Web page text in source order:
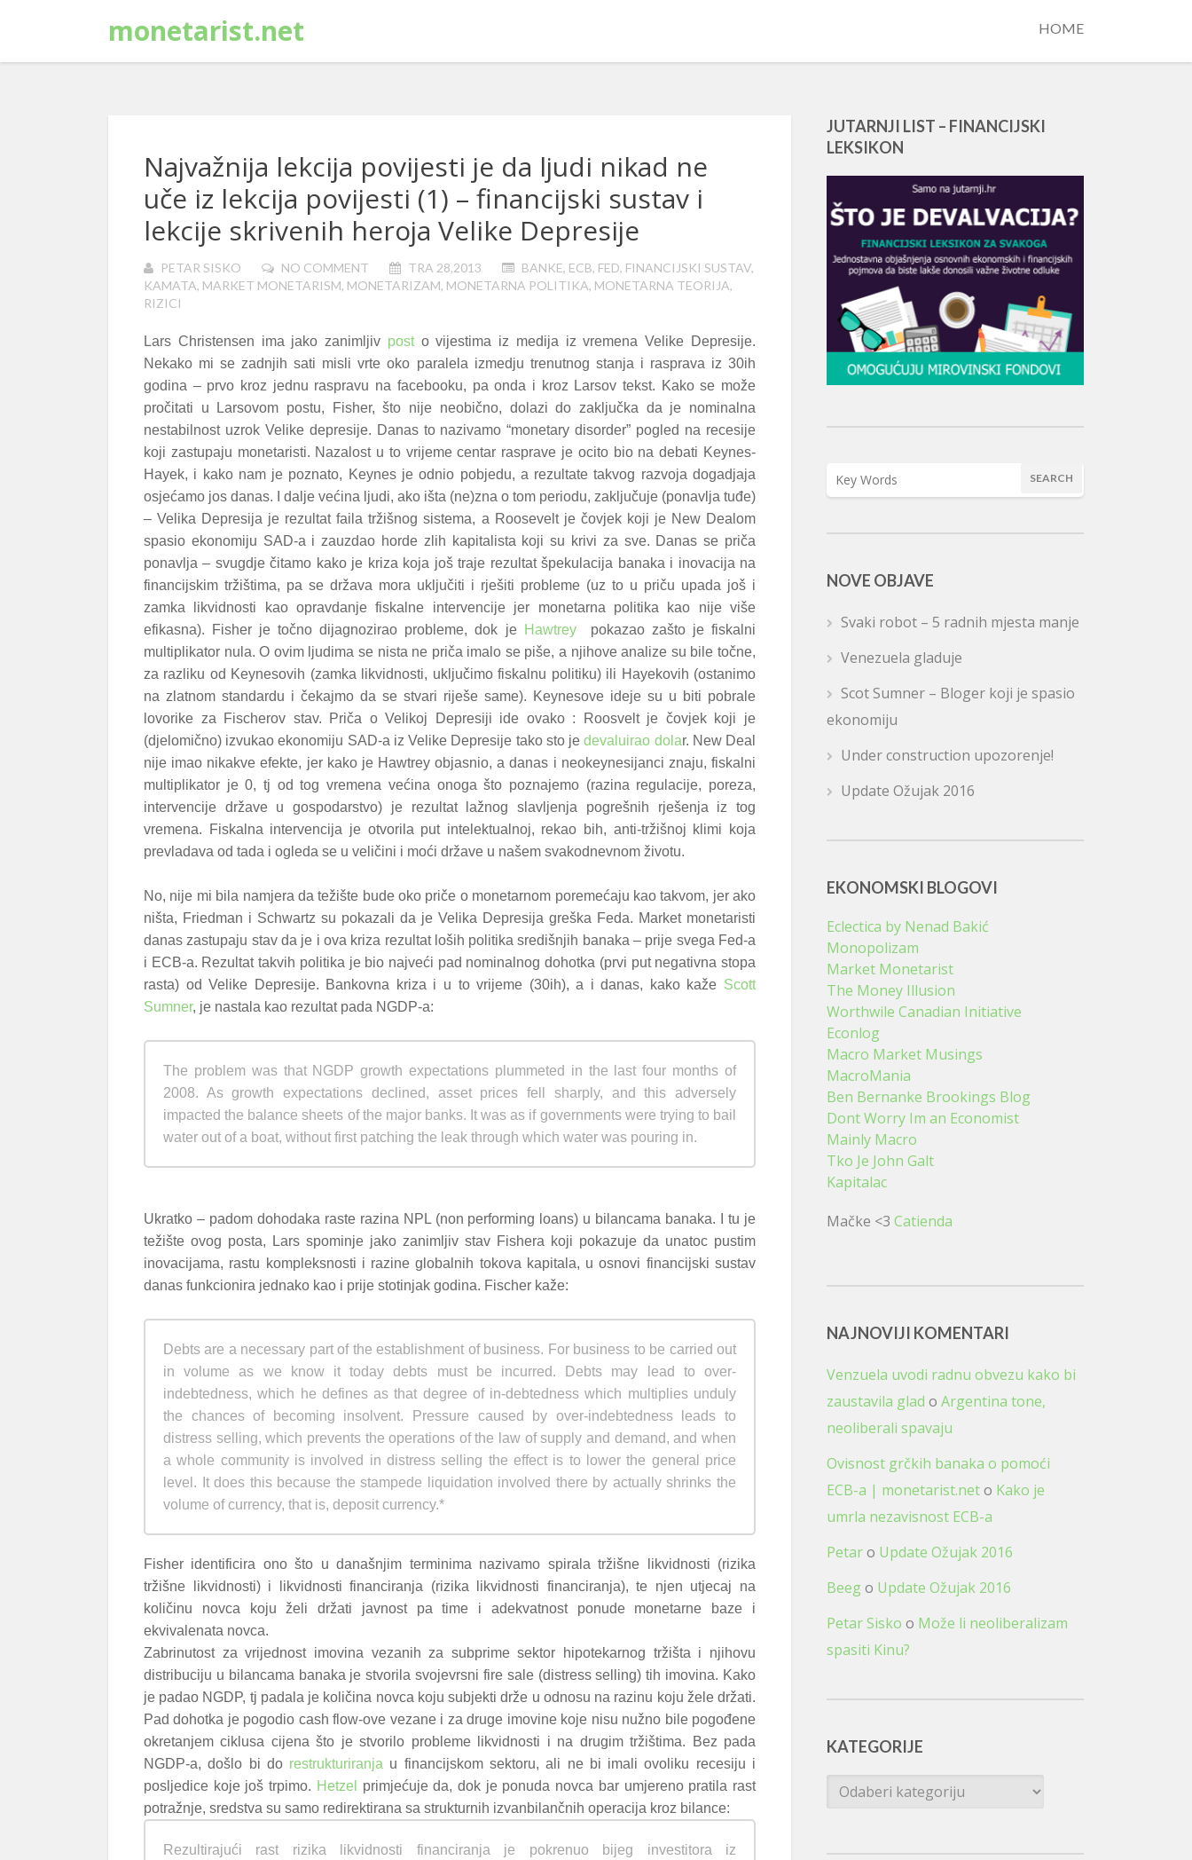
monetarist.net HOME
Najvažnija lekcija povijesti je da ljudi nikad ne
uče iz lekcija povijesti (1) – financijski sustav i
lekcije skrivenih heroja Velike Depresije
PETAR SISKO NO COMMENT TRA 28,2013 BANKE, ECB, FED, FINANCIJSKI SUSTAV,
KAMATA, MARKET MONETARISM, MONETARIZAM, MONETARNA POLITIKA, MONETARNA TEORIJA,
RIZICI
Lars Christensen ima jako zanimljiv post o vijestima iz medija iz vremena Velike Depresije.
Nekako mi se zadnjih sati misli vrte oko paralela izmedju trenutnog stanja i rasprava iz 30ih
godina – prvo kroz jednu raspravu na facebooku, pa onda i kroz Larsov tekst. Kako se može
pročitati u Larsovom postu, Fisher, što nije neobično, dolazi do zaključka da je nominalna
nestabilnost uzrok Velike depresije. Danas to nazivamo “monetary disorder” pogled na recesije
koji zastupaju monetaristi. Nazalost u to vrijeme centar rasprave je ocito bio na debati Keynes-
Hayek, i kako nam je poznato, Keynes je odnio pobjedu, a rezultate takvog razvoja dogadjaja
osjećamo jos danas. I dalje većina ljudi, ako išta (ne)zna o tom periodu, zaključuje (ponavlja tuđe)
– Velika Depresija je rezultat faila tržišnog sistema, a Roosevelt je čovjek koji je New Dealom
spasio ekonomiju SAD-a i zauzdao horde zlih kapitalista koji su krivi za sve. Danas se priča
ponavlja – svugdje čitamo kako je kriza koja još traje rezultat špekulacija banaka i inovacija na
financijskim tržištima, pa se država mora uključiti i rješiti probleme (uz to u priču upada još i
zamka likvidnosti kao opravdanje fiskalne intervencije jer monetarna politika kao nije više
efikasna). Fisher je točno dijagnozirao probleme, dok je Hawtreypokazao zašto je fiskalni
multiplikator nula. O ovim ljudima se nista ne priča imalo se piše, a njihove analize su bile točne,
za razliku od Keynesovih (zamka likvidnosti, uključimo fiskalnu politiku) ili Hayekovih (ostanimo
na zlatnom standardu i čekajmo da se stvari riješe same). Keynesove ideje su u biti pobrale
lovorike za Fischerov stav. Priča o Velikoj Depresiji ide ovako : Roosvelt je čovjek koji je
(djelomično) izvukao ekonomiju SAD-a iz Velike Depresije tako sto jedevaluirao dolar. New Deal
nije imao nikakve efekte, jer kako je Hawtrey objasnio, a danas i neokeynesijanci znaju, fiskalni
multiplikator je 0, tj od tog vremena većina onoga što poznajemo (razina regulacije, poreza,
intervencije države u gospodarstvo) je rezultat lažnog slavljenja pogrešnih rješenja iz tog
vremena. Fiskalna intervencija je otvorila put intelektualnoj, rekao bih, anti-tržišnoj klimi koja
prevladava od tada i ogleda se u veličini i moći države u našem svakodnevnom životu.
No, nije mi bila namjera da težište bude oko priče o monetarnom poremećaju kao takvom, jer ako
ništa, Friedman i Schwartz su pokazali da je Velika Depresija greška Feda. Market monetaristi
danas zastupaju stav da je i ova kriza rezultat loših politika središnjih banaka – prije svega Fed-a
i ECB-a. Rezultat takvih politika je bio najveći pad nominalnog dohotka (prvi put negativna stopa
rasta) od Velike Depresije. Bankovna kriza i u to vrijeme (30ih), a i danas, kako kaže Scott
Sumner, je nastala kao rezultat pada NGDP-a:
The problem was that NGDP growth expectations plummeted in the last four months of
2008. As growth expectations declined, asset prices fell sharply, and this adversely
impacted the balance sheets of the major banks. It was as if governments were trying to bail
water out of a boat, without first patching the leak through which water was pouring in.
Ukratko – padom dohodaka raste razina NPL (non performing loans) u bilancama banaka. I tu je
težište ovog posta, Lars spominje jako zanimljiv stav Fishera koji pokazuje da unatoc pustim
inovacijama, rastu kompleksnosti i razine globalnih tokova kapitala, u osnovi financijski sustav
danas funkcionira jednako kao i prije stotinjak godina. Fischer kaže:
Debts are a necessary part of the establishment of business. For business to be carried out
in volume as we know it today debts must be incurred. Debts may lead to over-
indebtedness, which he defines as that degree of in-debtedness which multiplies unduly
the chances of becoming insolvent. Pressure caused by over-indebtedness leads to
distress selling, which prevents the operations of the law of supply and demand, and when
a whole community is involved in distress selling the effect is to lower the general price
level. It does this because the stampede liquidation involved there by actually shrinks the
volume of currency, that is, deposit currency.*
Fisher identificira ono što u današnjim terminima nazivamo spirala tržišne likvidnosti (rizika
tržišne likvidnosti) i likvidnosti financiranja (rizika likvidnosti financiranja), te njen utjecaj na
količinu novca koju želi držati javnost pa time i adekvatnost ponude monetarne baze i
ekvivalenata novca.
Zabrinutost za vrijednost imovina vezanih za subprime sektor hipotekarnog tržišta i njihovu
distribuciju u bilancama banaka je stvorila svojevrsni fire sale (distress selling) tih imovina. Kako
je padao NGDP, tj padala je količina novca koju subjekti drže u odnosu na razinu koju žele držati.
Pad dohotka je pogodio cash flow-ove vezane i za druge imovine koje nisu nužno bile pogođene
okretanjem ciklusa cijena što je stvorilo probleme likvidnosti i na drugim tržištima. Bez pada
NGDP-a, došlo bi do restrukturiranja u financijskom sektoru, ali ne bi imali ovoliku recesiju i
posljedice koje još trpimo. Hetzel
primjećuje da, dok je ponuda novca bar umjereno pratila rast
potražnje, sredstva su samo redirektirana sa strukturnih izvanbilančnih operacija kroz bilance:
Rezultirajući rast rizika likvidnosti financiranja je pokrenuo bijeg investitora iz
JUTARNJI LIST – FINANCIJSKI
LEKSIKON
NOVE OBJAVE
Svaki robot – 5 radnih mjesta manje
Venezuela gladuje
Scot Sumner – Bloger koji je spasio
ekonomiju
Under construction upozorenje!
Update Ožujak 2016
EKONOMSKI BLOGOVI
Eclectica by Nenad Bakić
Monopolizam
Market Monetarist
The Money Illusion
Worthwile Canadian Initiative
Econlog
Macro Market Musings
MacroMania
Ben Bernanke Brookings Blog
Dont Worry Im an Economist
Mainly Macro
Tko Je John Galt
Kapitalac
Mačke <3 Catienda
NAJNOVIJI KOMENTARI
Venzuela uvodi radnu obvezu kako bi
zaustavila glad o Argentina tone,
neoliberali spavaju
Ovisnost grčkih banaka o pomoći
ECB-a | monetarist.neto Kako je
umrla nezavisnost ECB-a
Petaro Update Ožujak 2016
Beego Update Ožujak 2016
Petar Sisko o Može li neoliberalizam
spasiti Kinu?
KATEGORIJE
Kategorije